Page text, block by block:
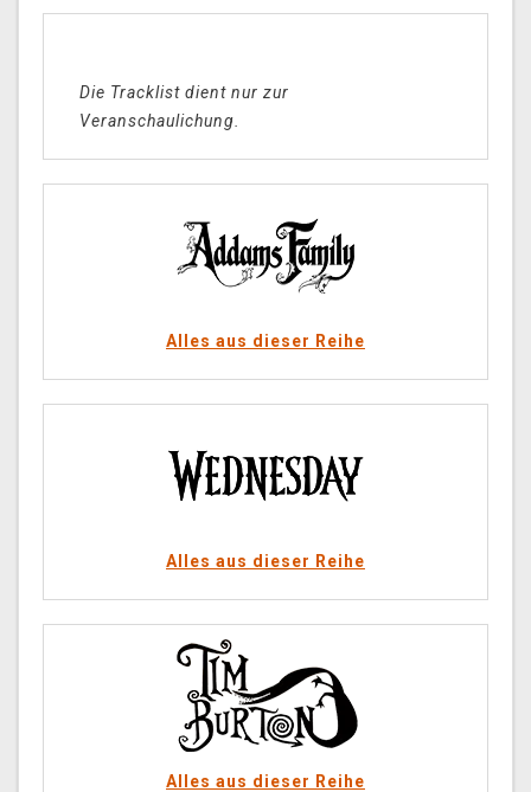
Die Tracklist dient nur zur
Veranschaulichung.
Alles aus dieser Reihe
Alles aus dieser Reihe
Alles aus dieser Reihe